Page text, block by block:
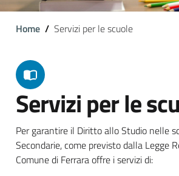
Home Servizi per le scuole
Servizi per le
Per garantire il Diritto allo Studio nelle
Secondarie, come previsto dalla Legge
Comune di Ferrara offre i servizi di: